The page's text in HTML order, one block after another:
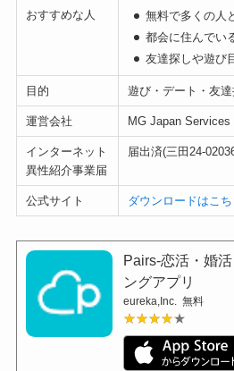
おすすめな人
無料で多くの人
都会に住んでい
友達探しや遊び
目的 遊び・デート・友達
運営会社 MG Japan Services
インターネット
異性紹介事業届
届出済(三田24-
公式サイト ダウンロードはこち
Pairs-恋活・婚
ングアプリ
eureka,Inc. 無料
★★★★★
★★★★★